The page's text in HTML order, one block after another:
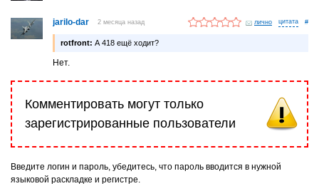
jarilo-dar 2 месяца назад лично #
rotfront: А 418 ещё ходит?
Нет.
Комментировать могут только
зарегистрированные пользователи
Введите логин и пароль, убедитесь, что пароль вводится в нужной
языковой раскладке и регистре.